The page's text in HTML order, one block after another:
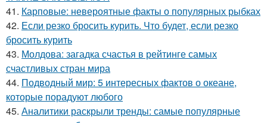
41. Карповые: невероятные факты о популярных рыбках
42. Если резко бросить курить. Что будет, если резко
бросить курить
43. Молдова: загадка счастья в рейтинге самых
счастливых стран мира
44. Подводный мир: 5 интересных фактов о океане,
которые порадуют любого
45. Аналитики раскрыли тренды: самые популярные